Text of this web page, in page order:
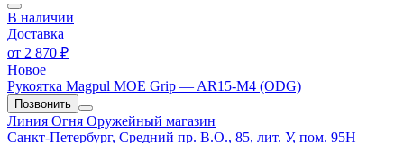
В наличии
Доставка
от 2 870 ₽
Новое
Рукоятка Magpul MOE Grip — AR15-M4 (ODG)
Позвонить
Линия Огня Оружейный магазин
Санкт-Петербург, Средний пр. В.О., 85, лит. У, пом. 95Н